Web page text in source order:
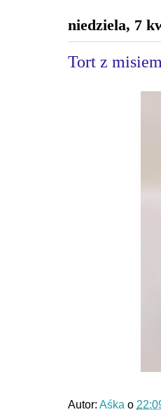
niedziela, 7
Tort z
Autor: Aśka o